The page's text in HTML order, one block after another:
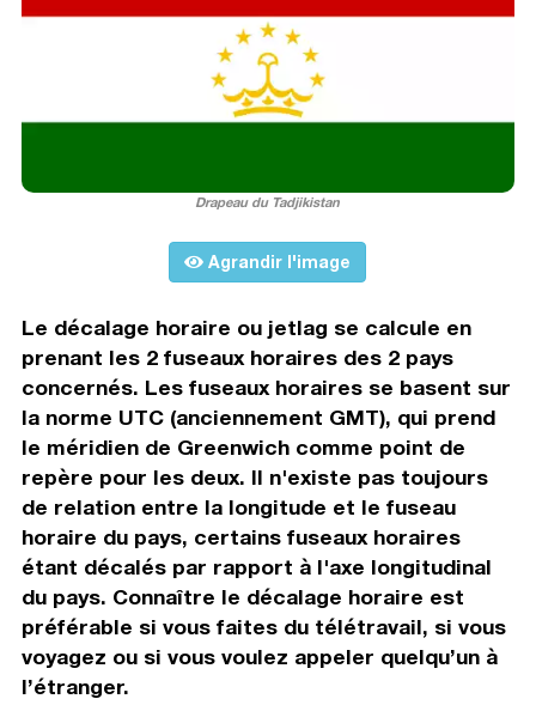
Drapeau du Tadjikistan
Agrandir l'image
Le décalage horaire ou jetlag se calcule en
prenant les 2 fuseaux horaires des 2 pays
concernés. Les fuseaux horaires se basent sur
la norme UTC (anciennement GMT), qui prend
le méridien de Greenwich comme point de
repère pour les deux. Il n'existe pas toujours
de relation entre la longitude et le fuseau
horaire du pays, certains fuseaux horaires
étant décalés par rapport à l'axe longitudinal
du pays. Connaître le décalage horaire est
préférable si vous faites du télétravail, si vous
voyagez ou si vous voulez appeler quelqu’un à
l’étranger.